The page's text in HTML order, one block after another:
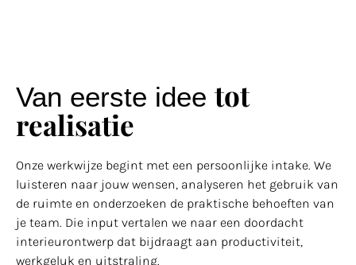
Van eerste idee tot
realisatie
Onze werkwijze begint met een persoonlijke intake. We
luisteren naar jouw wensen, analyseren het gebruik van
de ruimte en onderzoeken de praktische behoeften van
je team. Die input vertalen we naar een doordacht
interieurontwerp dat bijdraagt aan productiviteit,
werkgeluk en uitstraling.